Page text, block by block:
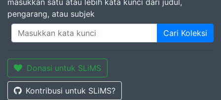
masukkan satu atau lebih kata kunci dari judul,
pengarang, atau subjek
Cari Koleksi
Donasi untuk SLiMS
Kontribusi untuk SLiMS?